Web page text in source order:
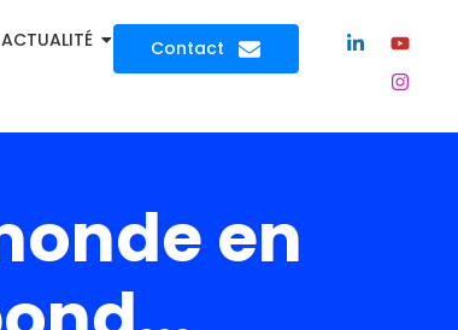
ACTUALITÉ Contact
en